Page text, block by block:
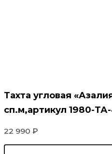
Тахта угловая
сп.м,артикул 1980-
22 990 ₽